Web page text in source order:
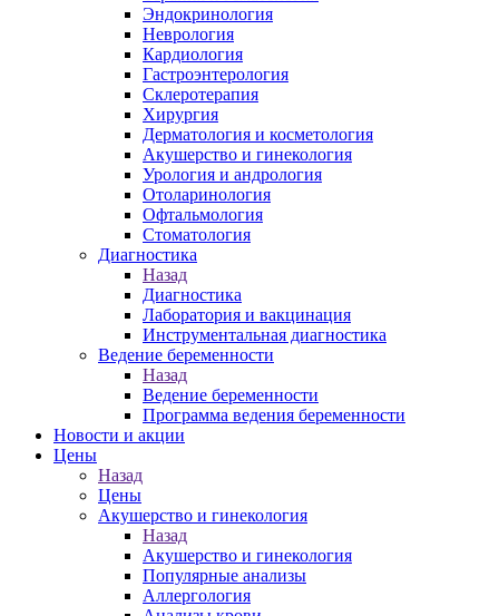
Эндокринология
Неврология
Кардиология
Гастроэнтерология
Склеротерапия
Хирургия
Дерматология и косметология
Акушерство и гинекология
Урология и андрология
Отоларинология
Офтальмология
Стоматология
Диагностика
Назад
Диагностика
Лаборатория и вакцинация
Инструментальная диагностика
Ведение беременности
Назад
Ведение беременности
Программа ведения беременности
Новости и акции
Цены
Назад
Цены
Акушерство и гинекология
Назад
Акушерство и гинекология
Популярные анализы
Аллергология